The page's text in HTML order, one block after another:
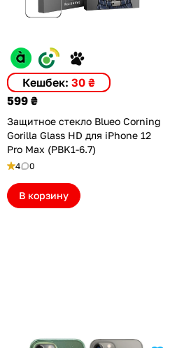
Кешбек:30 ₴
599 ₴
Защитное стекло Blueo Corning
Gorilla Glass HD для iPhone 12
Pro Max (PBK1-6.7)
4 0
В корзину